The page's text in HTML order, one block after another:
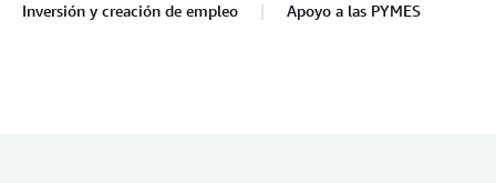
Inversión y creación de empleo Apoyo a las PYMES